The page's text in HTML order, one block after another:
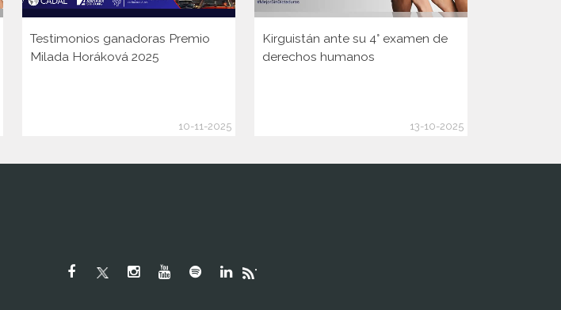
Testimonios ganadoras Premio
Milada Horáková 2025
10-11-2025
Kirguistán ante su 4° examen de
derechos humanos
13-10-2025
"